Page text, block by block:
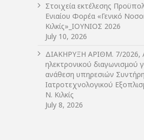
Στοιχεία εκτέλεσης
Ενιαίου Φορέα «Γενικό
Κιλκίς»_ΙΟΥΝΙΟΣ 2026
July 10, 2026
ΔIΑΚΗΡΥΞΗ ΑΡIΘΜ. 7/2026,
ηλεκτρονικού διαγωνισμού
ανάθεση υπηρεσιών
Ιατροτεχνολογικού
Ν. Κιλκίς
July 8, 2026